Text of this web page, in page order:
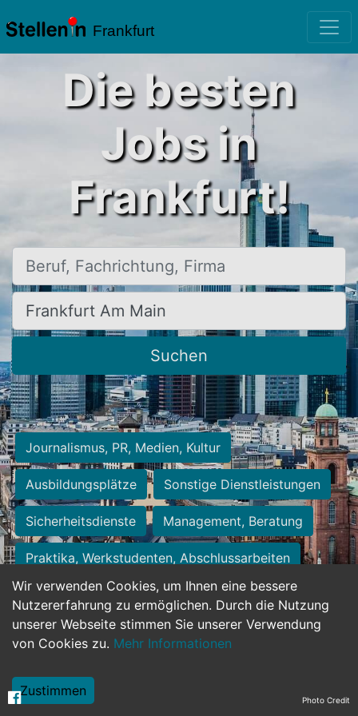
Frankfurt
Wir verwenden Cookies, um Ihnen eine bessere
Nutzererfahrung zu ermöglichen. Durch die Nutzung
unserer Webseite stimmen Sie unserer Verwendung
von Cookies zu. Mehr Informationen
Zustimmen
Die besten
Jobs in
Frankfurt!
Beruf, Fachrichtung, Firma
Ort, Stadt
Suchen
Journalismus, PR, Medien, Kultur
Ausbildungsplätze Sonstige Dienstleistungen
Sicherheitsdienste Management, Beratung
Praktika, Werkstudenten, Abschlussarbeiten
Personalwesen Assistenz, Sekretariat
Hilfskräfte, Aushilfs- und Nebenjobs
Weiterbildung, Studium, duale Ausbildung Photo Credit